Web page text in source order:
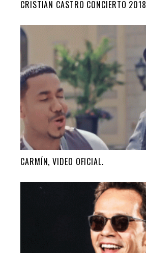
CRISTIAN CASTRO CONCIERTO 2018
CARMÍN, VIDEO OFICIAL.